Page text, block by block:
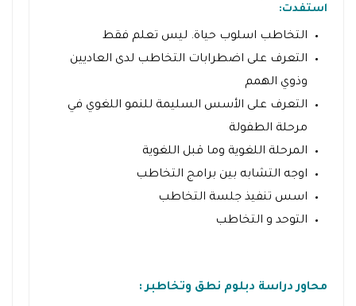
استفدت:
التخاطب اسلوب حياة. ليس تعلم فقط
التعرف على اضطرابات التخاطب لدى العاديين
وذوي الهمم
التعرف على الأسس السليمة للنمو اللغوي في
مرحلة الطفولة
المرحلة اللغوية وما قبل اللغوية
اوجه التشابه بين برامج التخاطب
اسس تنفيذ جلسة التخاطب
التوحد و التخاطب
محاور دراسة دبلوم نطق وتخاطبر: